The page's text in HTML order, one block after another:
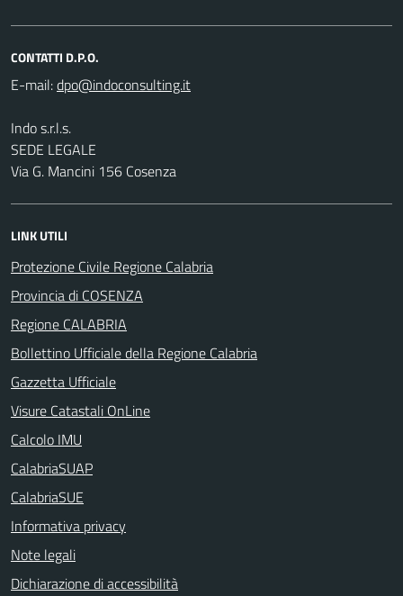
CONTATTI D.P.O.
E-mail:
Indo s.r.l.s.
SEDE LEGALE
Via G. Mancini 156 Cosenza
LINK UTILI
Protezione Civile Regione Calabria
Provincia di COSENZA
Regione CALABRIA
Bollettino Ufficiale della Regione Calabria
Gazzetta Ufficiale
Visure Catastali OnLine
Calcolo IMU
CalabriaSUAP
CalabriaSUE
Informativa privacy
Note legali
Dichiarazione di accessibilità